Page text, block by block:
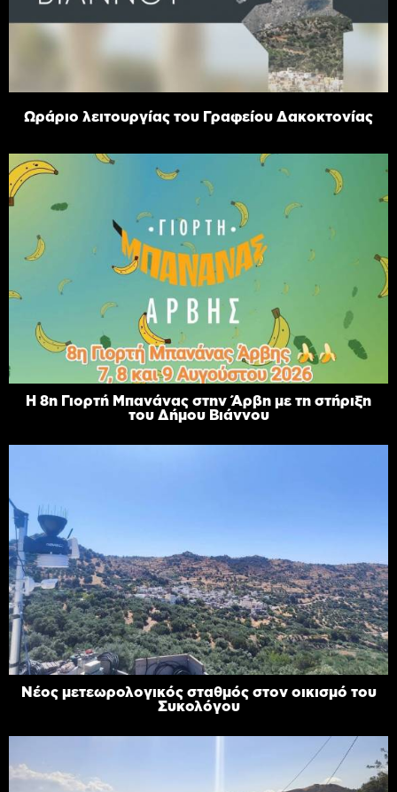
Ωράριο λειτουργίας του Γραφείου Δακοκτονίας
Η 8η Γιορτή Μπανάνας στην Άρβη με τη στήριξη
του Δήμου Βιάννου
Νέος μετεωρολογικός σταθμός στον οικισμό του
Συκολόγου